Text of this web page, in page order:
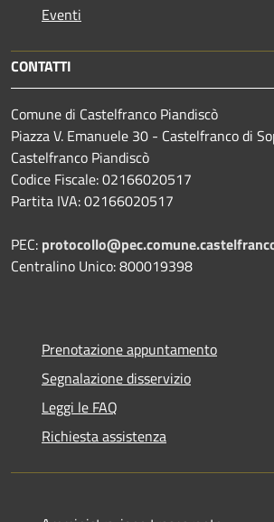
Eventi
CONTATTI
Comune di Castelfranco Piandiscò
Piazza V. Emanuele 30 - Castelfranco di
Castelfranco Piandiscò
Codice Fiscale: 02166020517
Partita IVA: 02166020517
PEC:
Centralino Unico: 800019398
Prenotazione appuntamento
Segnalazione disservizio
Leggi le FAQ
Richiesta assistenza